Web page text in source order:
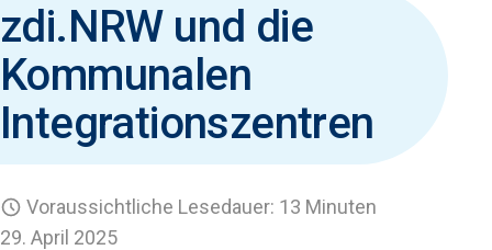
zdi.NRW und die
Kommunalen
Integrationszentren
Voraussichtliche Lesedauer: 13 Minuten
29. April 2025